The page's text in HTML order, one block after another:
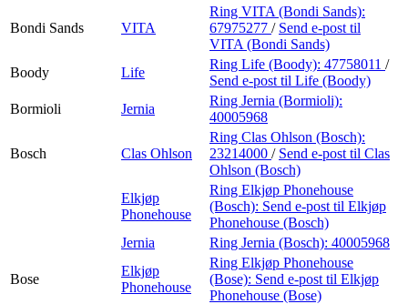
Bondi Sands VITA
Ring VITA (Bondi Sands):
67975277 / Send e-post til
VITA (Bondi Sands)
Boody
Life
Ring Life (Boody): 47758011 /
Send e-post til Life (Boody)
Bormioli
Jernia
Ring Jernia (Bormioli):
40005968
Bosch Clas Ohlson
Ring Clas Ohlson (Bosch):
23214000 / Send e-post til Clas
Ohlson (Bosch)
Elkjøp
Phonehouse
Ring Elkjøp Phonehouse
(Bosch): Send e-post til Elkjøp
Phonehouse (Bosch)
Jernia
Ring Jernia (Bosch): 40005968
Bose
Elkjøp
Phonehouse
Ring Elkjøp Phonehouse
(Bose): Send e-post til Elkjøp
Phonehouse (Bose)